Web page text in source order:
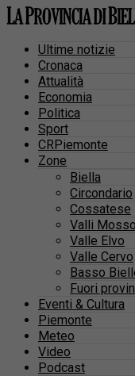
Ultime notizie
Cronaca
Attualità
Economia
Politica
Sport
CRPiemonte
Zone
Biella
Circondario
Cossatese
Valli
Valle Elvo
Valle Cervo
Basso
Fuori
Eventi & Cultura
Piemonte
Meteo
Video
Podcast